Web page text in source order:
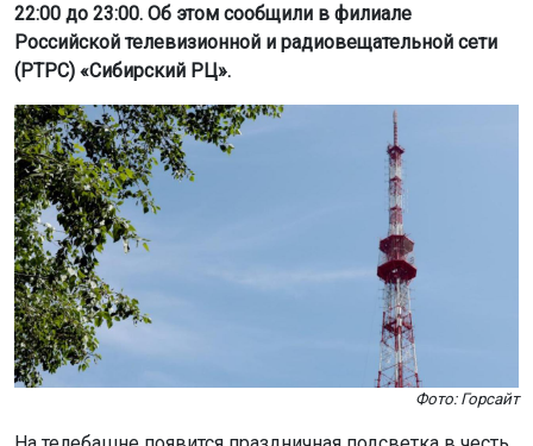
22:00 до 23:00. Об этом сообщили в филиале
Российской телевизионной и радиовещательной сети
(РТРС) «Сибирский РЦ».
Фото: Горсайт